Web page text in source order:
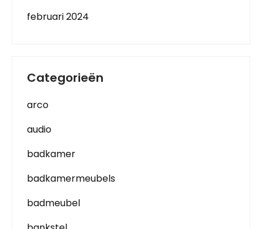
februari 2024
Categorieën
arco
audio
badkamer
badkamermeubels
badmeubel